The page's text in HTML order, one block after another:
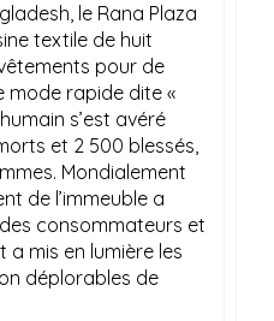
le Rana Plaza
textile de huit
pour de
mode rapide dite «
s’est avéré
et 2 500 blessés,
Mondialement
de l’immeuble a
consommateurs et
mis en lumière les
déplorables de